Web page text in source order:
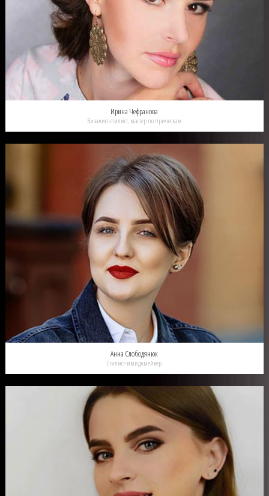
Ирина Чефранова
Визажист-стилист, мастер по прическам
Анна Слободянюк
Стилист-имиджмейкер